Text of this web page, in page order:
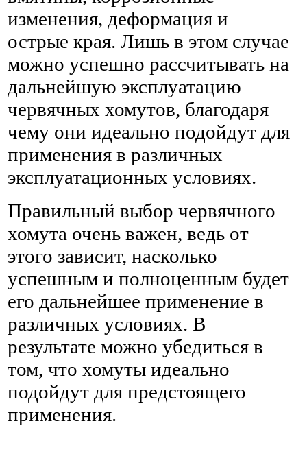
изменения, деформация и
острые края. Лишь в этом случае
можно успешно рассчитывать на
дальнейшую эксплуатацию
червячных хомутов, благодаря
чему они идеально подойдут для
применения в различных
эксплуатационных условиях.
Правильный выбор червячного
хомута очень важен, ведь от
этого зависит, насколько
успешным и полноценным будет
его дальнейшее применение в
различных условиях. В
результате можно убедиться в
том, что хомуты идеально
подойдут для предстоящего
применения.